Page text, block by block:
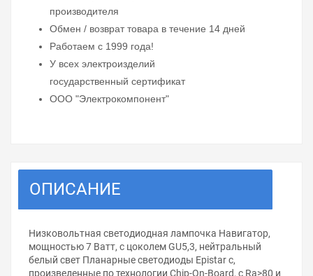
производителя
Обмен / возврат товара в течение 14 дней
Работаем с 1999 года!
У всех электроизделий
государственный сертификат
ООО "Электрокомпонент"
ОПИСАНИЕ
Низковольтная светодиодная лампочка Навигатор,
мощностью 7 Ватт, с цоколем GU5,3, нейтральный
белый свет Планарные светодиоды Epistar с,
произведенные по технологии Chip-On-Board, с Ra>80 и